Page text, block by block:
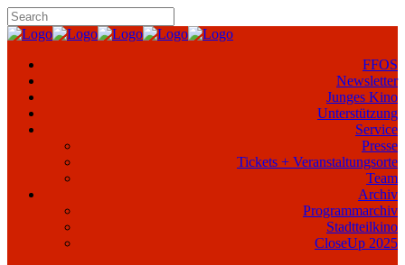
FFOS
Newsletter
Junges Kino
Unterstützung
Service
Presse
Tickets + Veranstaltungsorte
Team
Archiv
Programmarchiv
Stadtteilkino
CloseUp 2025